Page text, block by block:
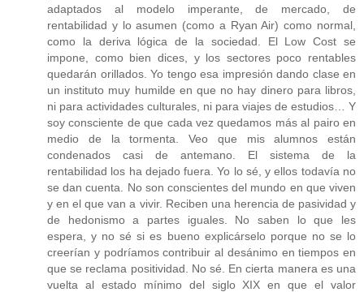
adaptados al modelo imperante, de mercado, de
rentabilidad y lo asumen (como a Ryan Air) como normal,
como la deriva lógica de la sociedad. El Low Cost se
impone, como bien dices, y los sectores poco rentables
quedarán orillados. Yo tengo esa impresión dando clase en
un instituto muy humilde en que no hay dinero para libros,
ni para actividades culturales, ni para viajes de estudios… Y
soy consciente de que cada vez quedamos más al pairo en
medio de la tormenta. Veo que mis alumnos están
condenados casi de antemano. El sistema de la
rentabilidad los ha dejado fuera. Yo lo sé, y ellos todavía no
se dan cuenta. No son conscientes del mundo en que viven
y en el que van a vivir. Reciben una herencia de pasividad y
de hedonismo a partes iguales. No saben lo que les
espera, y no sé si es bueno explicárselo porque no se lo
creerían y podríamos contribuir al desánimo en tiempos en
que se reclama positividad. No sé. En cierta manera es una
vuelta al estado mínimo del siglo XIX en que el valor